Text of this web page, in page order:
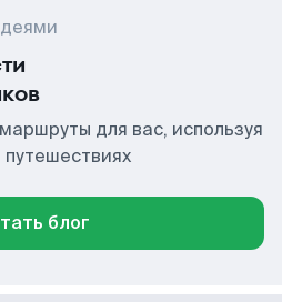
для вас, используя
блог